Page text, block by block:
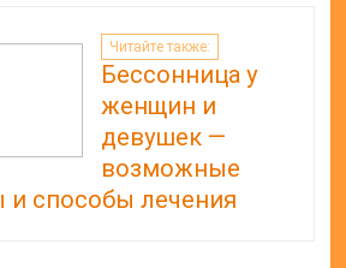
Читайте также:
Бессонница у
женщин и
девушек —
возможные
и способы лечения